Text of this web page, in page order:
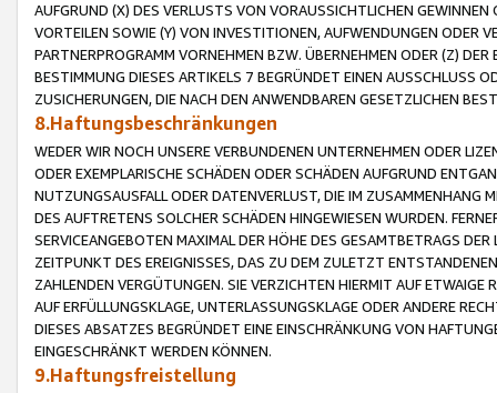
AUFGRUND (X) DES VERLUSTS VON VORAUSSICHTLICHEN
VORTEILEN SOWIE (Y) VON INVESTITIONEN, AUFWENDUNGEN ODER
PARTNERPROGRAMM VORNEHMEN BZW. ÜBERNEHMEN ODER (Z)
BESTIMMUNG DIESES ARTIKELS 7 BEGRÜNDET EINEN AUSSCHLUSS
ZUSICHERUNGEN, DIE NACH DEN ANWENDBAREN GESETZLICHEN
8.Haftungsbeschränkungen
WEDER WIR NOCH UNSERE VERBUNDENEN UNTERNEHMEN ODER
ODER EXEMPLARISCHE SCHÄDEN ODER SCHÄDEN AUFGRUND
NUTZUNGSAUSFALL ODER DATENVERLUST, DIE IM ZUSAMMENHANG
DES AUFTRETENS SOLCHER SCHÄDEN HINGEWIESEN WURDEN.
SERVICEANGEBOTEN MAXIMAL DER HÖHE DES GESAMTBETRAGS
ZEITPUNKT DES EREIGNISSES, DAS ZU DEM ZULETZT
ZAHLENDEN VERGÜTUNGEN. SIE VERZICHTEN HIERMIT AUF
AUF ERFÜLLUNGSKLAGE, UNTERLASSUNGSKLAGE ODER ANDERE
DIESES ABSATZES BEGRÜNDET EINE EINSCHRÄNKUNG VON
EINGESCHRÄNKT WERDEN KÖNNEN.
9.Haftungsfreistellung